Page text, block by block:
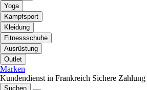
Yoga
Kampfsport
Kleidung
Fitnessschuhe
Ausrüstung
Outlet
Marken
Kundendienst in Frankreich Sichere Zahlung
Suchen